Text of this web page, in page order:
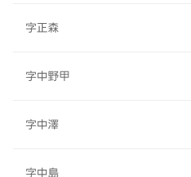
字正森
字中野甲
字中澤
字中島